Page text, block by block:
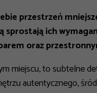
przestrzeń
sprostają ich
oraz
miejscu, to subtelne
autentycznego,